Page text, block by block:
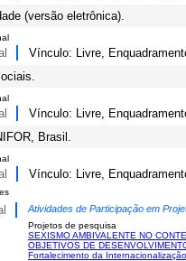
(versão eletrônica).
Vínculo: Livre,
Vínculo: Livre,
Brasil.
Vínculo: Livre,
Atividades de Participação em
Projetos de pesquisa
SEXISMO AMBIVALENTE NO
OBJETIVOS DE
Fortalecimento da